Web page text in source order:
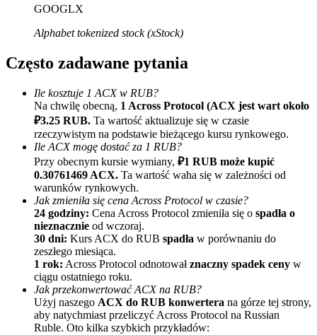
Polecaj
Zaproś przyjaciela, aby otrzymać nagrody pieniężne
BTC Welcome Rewards
BTC Welcome Rewards
GOOGLX
Alphabet tokenized stock (xStock)
Często zadawane pytania
Ile kosztuje 1 ACX w RUB?
Na chwilę obecną, 1 Across Protocol (ACX jest wart około
₽3.25 RUB. Ta wartość aktualizuje się w czasie
rzeczywistym na podstawie bieżącego kursu rynkowego.
Ile ACX mogę dostać za 1 RUB?
Przy obecnym kursie wymiany, ₽1 RUB może kupić
0.30761469 ACX. Ta wartość waha się w zależności od
warunków rynkowych.
Jak zmieniła się cena Across Protocol w czasie?
24 godziny: Cena Across Protocol zmieniła się o spadła o
nieznacznie od wczoraj.
30 dni: Kurs ACX do RUB spadła w porównaniu do
zeszłego miesiąca.
1 rok: Across Protocol odnotowałznaczny spadek ceny w
ciągu ostatniego roku.
Jak przekonwertować ACX na RUB?
Użyj naszego ACX do RUB konwertera na górze tej strony,
aby natychmiast przeliczyć Across Protocol na Russian
Ruble. Oto kilka szybkich przykładów: